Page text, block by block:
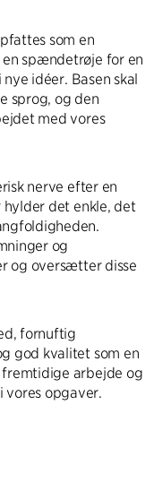
som en
spændetrøje for en
idéer. Basen skal
sprog, og den
med vores
nerve efter en
det enkle, det
og
og oversætter disse
fornuftig
god kvalitet som en
arbejde og
opgaver.